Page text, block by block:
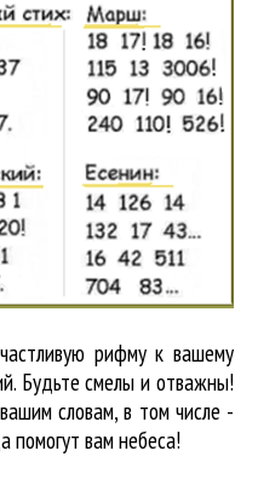
рифму к вашему
Будьте смелы и отважны!
словам, в том числе -
помогут вам небеса!